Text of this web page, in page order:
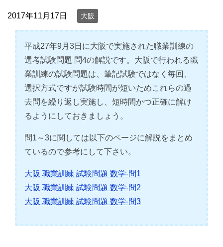
2017年11月17日 大阪
平成27年9月3日に大阪で実施された職業訓練の
選考試験問題 問4の解説です。大阪で行われる職
業訓練の試験問題は、筆記試験ではなく毎回、
選択方式ですが試験時間が短いためこれらの過
去問を繰り返し実施し、短時間かつ正確に解け
るようにしておきましょう。
問1～3に関しては以下のページに解説をまとめ
ているので参考にして下さい。
大阪 職業訓練 試験問題 数学-問1
大阪 職業訓練 試験問題 数学-問2
大阪 職業訓練 試験問題 数学-問3